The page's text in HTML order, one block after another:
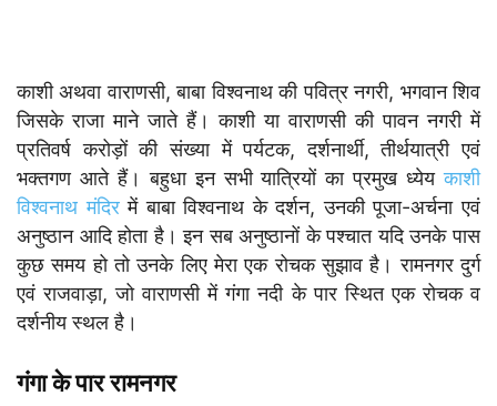
काशी अथवा वाराणसी, बाबा विश्वनाथ की पवित्र नगरी, भगवान शिव
जिसके राजा माने जाते हैं। काशी या वाराणसी की पावन नगरी में
प्रतिवर्ष करोड़ों की संख्या में पर्यटक, दर्शनार्थी, तीर्थयात्री एवं
भक्तगण आते हैं। बहुधा इन सभी यात्रियों का प्रमुख ध्येयकाशी
विश्वनाथ मंदिरमें बाबा विश्वनाथ के दर्शन, उनकी पूजा-अर्चना एवं
अनुष्ठान आदि होता है। इन सब अनुष्ठानों के पश्चात यदि उनके पास
कुछ समय हो तो उनके लिए मेरा एक रोचक सुझाव है। रामनगर दुर्ग
एवं राजवाड़ा, जो वाराणसी में गंगा नदी के पार स्थित एक रोचक व
दर्शनीय स्थल है।
गंगा के पार रामनगर